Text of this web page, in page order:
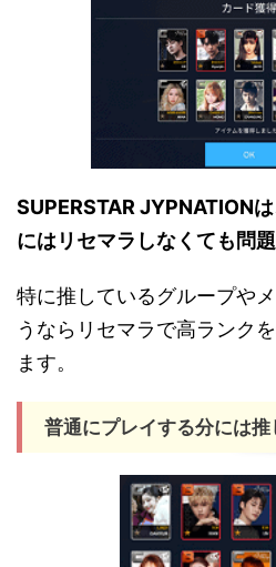
SUPERSTAR JYPNATION
にはリセマラしなくても問題
特に推しているグループや
うならリセマラで高ランク
ます。
普通にプレイする分には